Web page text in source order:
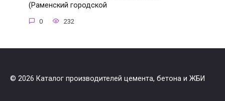
(Раменский городской
0 232
© 2026 Каталог производителей цемента, бетона и ЖБИ